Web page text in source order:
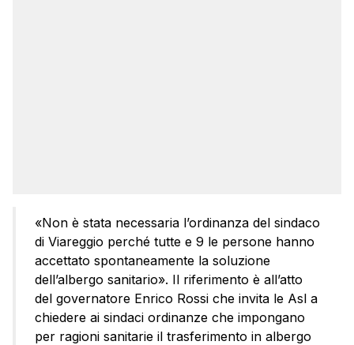
«Non è stata necessaria l’ordinanza del sindaco
di Viareggio perché tutte e 9 le persone hanno
accettato spontaneamente la soluzione
dell’albergo sanitario». Il riferimento è all’atto
del governatore Enrico Rossi che invita le Asl a
chiedere ai sindaci ordinanze che impongano
per ragioni sanitarie il trasferimento in albergo